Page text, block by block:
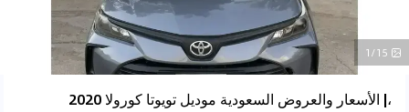
1/15
،| الأسعار والعروض السعودية موديل تويوتا كورولا 2020